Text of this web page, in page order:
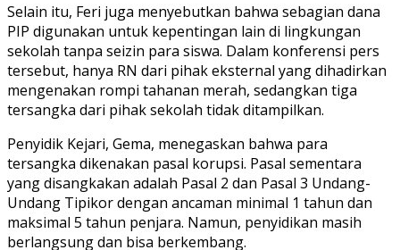
Selain itu, Feri juga menyebutkan bahwa sebagian dana
PIP digunakan untuk kepentingan lain di lingkungan
sekolah tanpa seizin para siswa. Dalam konferensi pers
tersebut, hanya RN dari pihak eksternal yang dihadirkan
mengenakan rompi tahanan merah, sedangkan tiga
tersangka dari pihak sekolah tidak ditampilkan.
Penyidik Kejari, Gema, menegaskan bahwa para
tersangka dikenakan pasal korupsi. Pasal sementara
yang disangkakan adalah Pasal 2 dan Pasal 3 Undang-
Undang Tipikor dengan ancaman minimal 1 tahun dan
maksimal 5 tahun penjara. Namun, penyidikan masih
berlangsung dan bisa berkembang.